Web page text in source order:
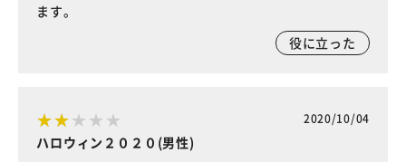
ます。
役に立った
2020/10/04
ハロウィン２０２０(男性)